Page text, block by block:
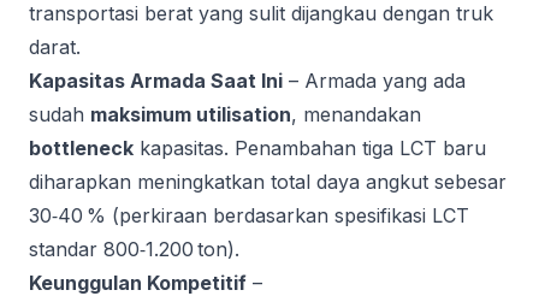
transportasi berat yang sulit dijangkau dengan truk
darat.
Kapasitas Armada Saat Ini – Armada yang ada
sudah maksimum utilisation, menandakan
bottleneck kapasitas. Penambahan tiga LCT baru
diharapkan meningkatkan total daya angkut sebesar
30‑40 % (perkiraan berdasarkan spesifikasi LCT
standar 800‑1.200 ton).
Keunggulan Kompetitif –